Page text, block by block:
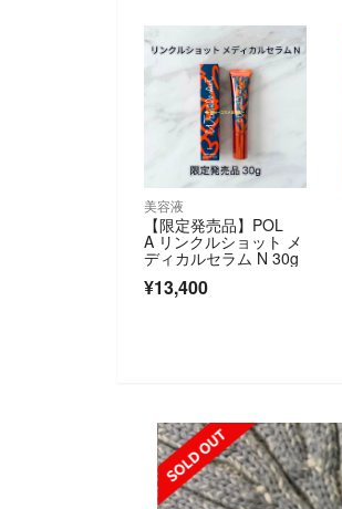
美容液
【限定発売品】POL
A リンクルショット メ
ディカルセラム N 30g
¥13,400
SOLD OUT